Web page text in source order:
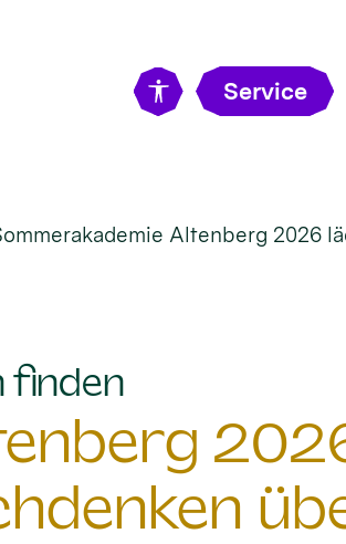
Service
Altenberg 2026
finden